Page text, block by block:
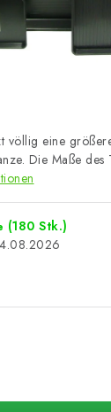
völlig eine
Die Maße
(180 Stk.)